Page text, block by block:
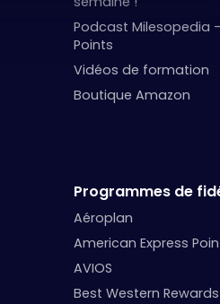
Podcast Milesopedia
Points
Vidéos de formation
Boutique Amazon
Programmes de
Aéroplan
American Express
AVIOS
Best Western Rewards